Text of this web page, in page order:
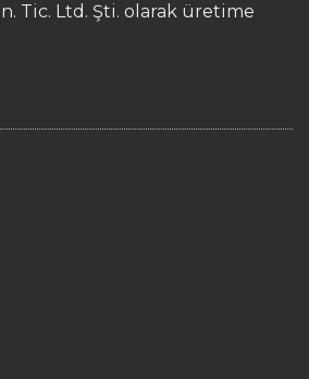
Tic. Ltd. Şti. olarak üretime